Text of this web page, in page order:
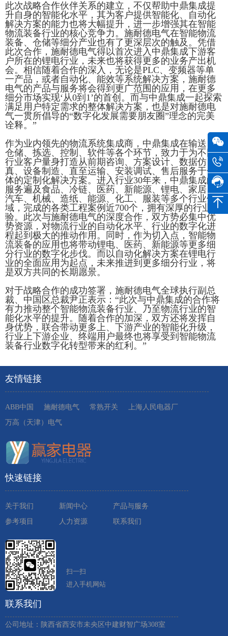
此次战略合作伙伴关系的建立，不仅帮助中鼎集成提
升自身的智能化水平，其为客户提供智能化、自动化
解决方案的能力也将大幅提升，进一步增强其在智能
物流装备行业的核心竞争力。施耐德电气在智能物流
装备、仓储等细分产业也有了更深层次的触及。凭借
此次合作，施耐德电气得以首次进入中鼎集成下游客
户所在的锂电行业，未来也将获得更多的业务产出机
会。相信随着合作的深入，无论是PLC、变频器等单
一产品，或者自动化、能效等系统解决方案，施耐德
电气的产品与服务将会得到更广范围的应用，在更多
细分市场实现‘从0到1’的首创。而与中鼎集成一起探索
满足用户特定需求的整体解决方案，也是对施耐德电
气一贯所倡导的“数字化发展需要朋友圈”理念的完美
诠释。”
作为业内领先的物流系统集成商，中鼎集成在输送、
仓储、拣选、控制、软件等各个环节，致力于为不同
行业客户量身打造从前期咨询、方案设计、数据仿
真、设备制造、直至运输、安装调试、售后服务于一
体的定制化解决方案。进入行业30年来，中鼎集成的
服务遍及食品、冷链、医药、新能源、锂电、家居、
汽车、机械、造纸、能源、化工、服装等多个行业领
域，完成的各类工程案例近700个，拥有深厚的行业经
验。此次与施耐德电气的深度合作，双方势必集中优
势资源，对物流行业的自动化水平、行业的数字化进
程起到极大的推动作用。同时，作为切入点，智能物
流装备的应用也将带动锂电、医药、新能源等更多细
分行业的数字化步伐。而以自动化解决方案在锂电行
业的全面应用为起点，未来推进到更多细分行业，将
是双方共同的长期愿景。
对于战略合作的成功签署，施耐德电气全球执行副总
裁、中国区总裁尹正表示：“此次与中鼎集成的合作将
有力推动整个智能物流装备行业、乃至物流行业的智
能化水平的提升。随着合作的加深，双方还将发挥自
身优势，联合带动更多上、下游产业的智能化升级，
行业上下游企业、终端用户最终也将享受到智能物流
装备行业数字化转型带来的红利。”
友情链接
ABB中国 施耐德电气 常熟开关
上海人民电器厂
万高（天津）电气
快速链接
关于我们 新闻中心
产品与服务
参考项目
人力资源 联系我们
扫一扫
进入手机网站
联系我们
公司地址：陕西省西安市未央区中建财智广场308室